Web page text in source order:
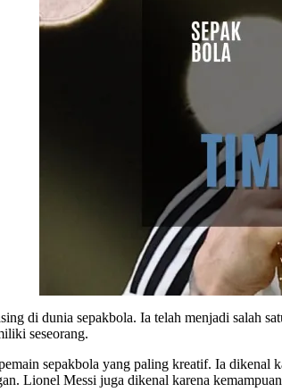
di dunia sepakbola. Ia telah menjadi salah
seseorang.
sepakbola yang paling kreatif. Ia
Lionel Messi juga dikenal karena